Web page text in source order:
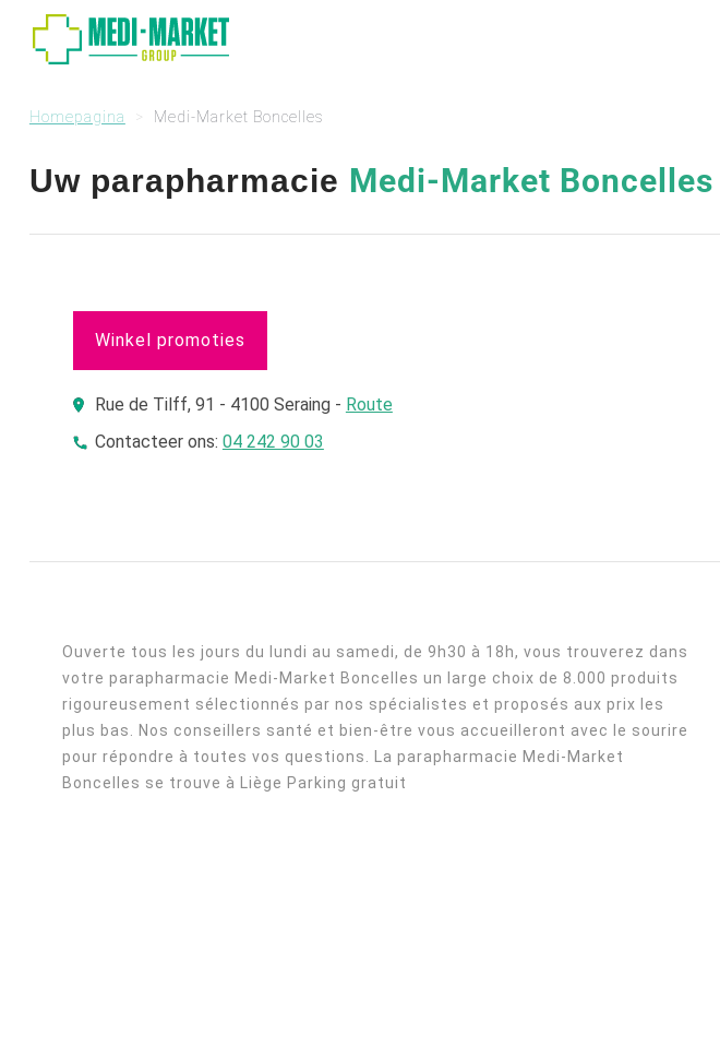
Homepagina Medi-Market Boncelles
Uw parapharmacie Medi-Market Boncelles
Winkel promoties
Rue de Tilff, 91 - 4100 Seraing - Route
Contacteer ons: 04 242 90 03
Ouverte tous les jours du lundi au samedi, de 9h30 à 18h, vous trouverez dans
votre parapharmacie Medi-Market Boncelles un large choix de 8.000 produits
rigoureusement sélectionnés par nos spécialistes et proposés aux prix les
plus bas. Nos conseillers santé et bien-être vous accueilleront avec le sourire
pour répondre à toutes vos questions. La parapharmacie Medi-Market
Boncelles se trouve à Liège Parking gratuit